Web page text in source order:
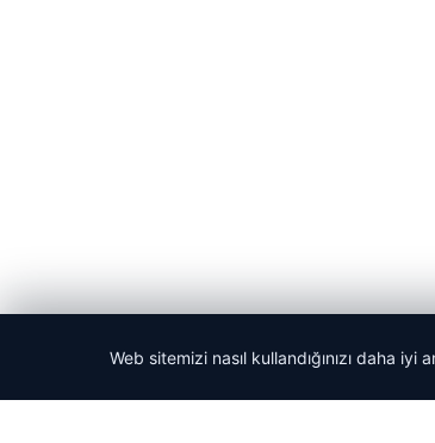
Web sitemizi nasıl kullandığınızı daha